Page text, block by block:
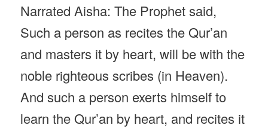
Narrated Aisha: The Prophet said,
Such a person as recites the Qur’an
and masters it by heart, will be with the
noble righteous scribes (in Heaven).
And such a person exerts himself to
learn the Qur’an by heart, and recites it